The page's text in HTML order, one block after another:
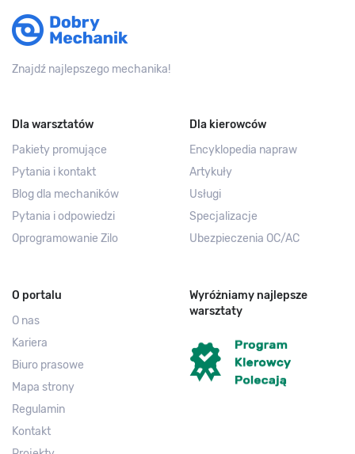
Znajdź najlepszego mechanika!
Dla warsztatów
Pakiety promujące
Pytania i kontakt
Blog dla mechaników
Pytania i odpowiedzi
Oprogramowanie Zilo
Dla kierowców
Encyklopedia napraw
Artykuły
Usługi
Specjalizacje
Ubezpieczenia OC/AC
O portalu
O nas
Kariera
Biuro prasowe
Mapa strony
Regulamin
Kontakt
Wyróżniamy najlepsze
warsztaty